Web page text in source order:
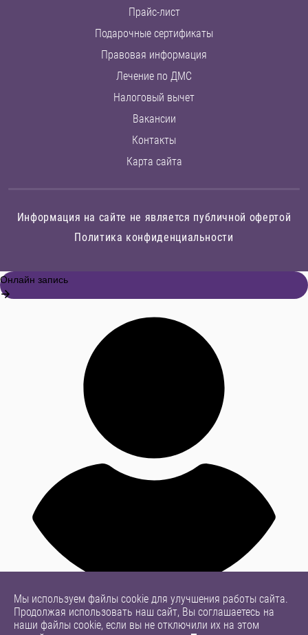
Прайс-лист
Подарочные сертификаты
Правовая информация
Лечение по ДМС
Налоговый вычет
Вакансии
Контакты
Карта сайта
Информация на сайте не является публичной офертой
Политика конфиденциальности
Мы используем файлы cookie для улучшения работы сайта.
Продолжая использовать наш сайт, Вы соглашаетесь на
наши файлы cookie, если вы не отключили их на этом